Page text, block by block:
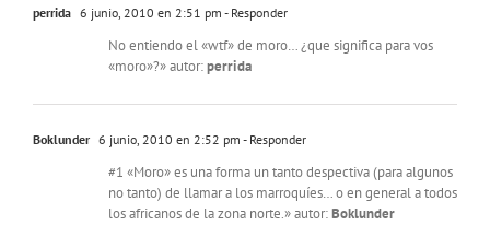
perrida 6 junio, 2010 en 2:51 pm - Responder
No entiendo el «wtf» de moro… ¿que significa para vos
«moro»?» autor:perrida
Boklunder 6 junio, 2010 en 2:52 pm - Responder
#1 «Moro» es una forma un tanto despectiva (para algunos
no tanto) de llamar a los marroquíes… o en general a todos
los africanos de la zona norte.» autor:Boklunder